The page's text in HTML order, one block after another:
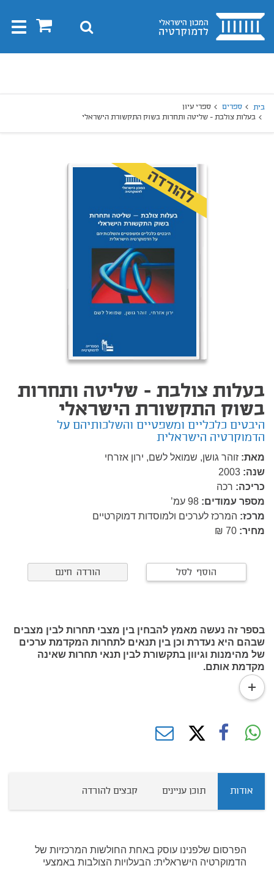
בית 0 חיפוש
בית ספרים
ספרי עיון
בעלות צולבת - שליטה ותחרות בשוק התקשורת הישראלי
להורדה
בעלות צולבת - שליטה ותחרות
בשוק התקשורת הישראלי
היבטים כלכליים ומשפטיים והשלכותיהם על
הדמוקרטיה הישראלית
מאת: זוהר גושן, שמואל לשם, ירון אזרחי
שנה: 2003
כריכה: רכה
מספר עמודים: 98 עמ’
מרכז: המרכז לערכים ולמוסדות דמוקרטיים
מחיר:
הוסף לסל הורדה חינם
בספר זה נעשה מאמץ להבחין בין מצבי תחרות לבין מצבים
שבהם היא נעדרת וכן בין תנאים לתחרות המקדמת ערכים
של מהימנות וגיוון בתקשורת לבין תנאי תחרות שאינה
מקדמת אותם.
read
more
אודות תוכן עניינים קבצים להורדה
הפרסום שלפנינו עוסק באחת החולשות המרכזיות של
הדמוקרטיה הישראלית: הבעלויות הצולבות באמצעי